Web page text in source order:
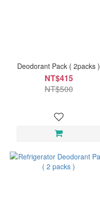
Deodorant Pack ( 2packs )
NT$415
NT$500